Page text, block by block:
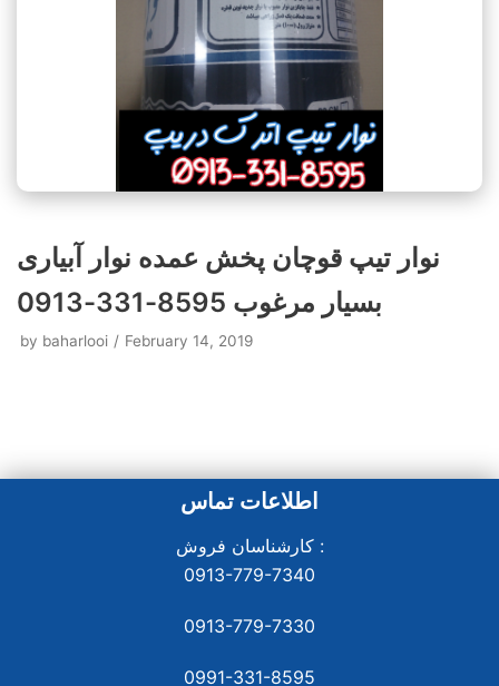
نوار تیپ قوچان پخش عمده نوار آبیاری
بسیار مرغوب 8595-331-0913
by baharlooi February 14, 2019
اطلاعات تماس
کارشناسان فروش :
0913-779-7340
0913-779-7330
0991-331-8595